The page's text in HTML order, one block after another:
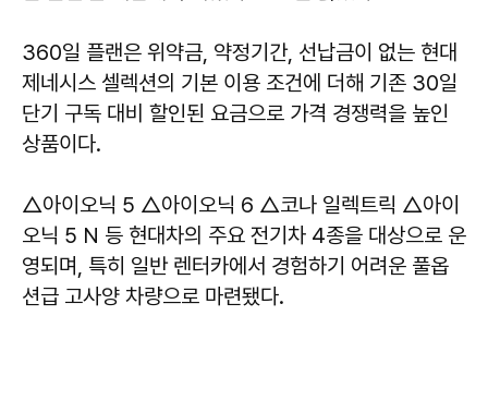
360일 플랜은 위약금, 약정기간, 선납금이 없는 현대
제네시스 셀렉션의 기본 이용 조건에 더해 기존 30일
단기 구독 대비 할인된 요금으로 가격 경쟁력을 높인
상품이다.
△아이오닉 5 △아이오닉 6 △코나 일렉트릭 △아이
오닉 5 N 등 현대차의 주요 전기차 4종을 대상으로 운
영되며, 특히 일반 렌터카에서 경험하기 어려운 풀옵
션급 고사양 차량으로 마련됐다.